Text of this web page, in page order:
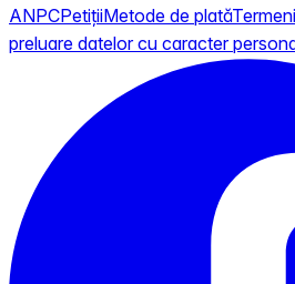
ANPCPetițiiMetode de plată
preluare datelor cu caracter